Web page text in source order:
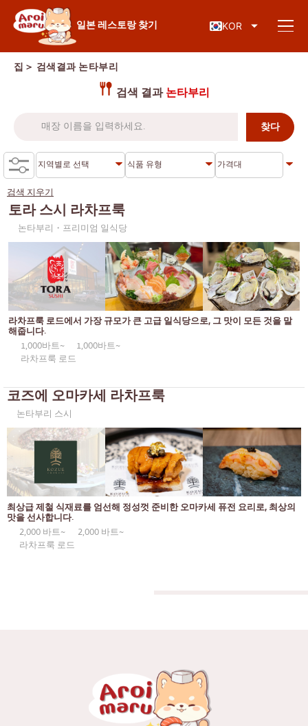
일본 레스토랑 찾기 KOR
일본 음식
레스토랑 찾기
음식 종류로 검색
스시
라면
이자카야
일본식 바비큐/야키니쿠
가츠동/돈까스
샤브샤브/스키야키
일본식 카레
일본식 구운 닭꼬치
소바/우동
일본 과자
튀김
오마카세
프리미엄 일본 레스토랑
사시미/해산물
일본식 서양 음식
지역별 검색
차로엔 크룽
톤부리
시암
통로
동일한
프롬퐁
아소케
아리
풍차 비슷한 것
너트에 대하여
라마 9세
라차다
지식 칼럼
특별기사
KOL이 추천하는 기사
집 ＞ 검색결과논타부리
검색 결과논타부리
검색 지우기
토라 스시 라차프룩
논타부리・프리미엄 일식당
라차프룩 로드에서 가장 규모가 큰 고급 일식당으로, 그 맛이 모든 것을 말
해줍니다.
1,000바트~
1,000바트~
라차프룩 로드
코즈에 오마카세 라차프룩
논타부리 스시
최상급 제철 식재료를 엄선해 정성껏 준비한 오마카세 퓨전 요리로, 최상의
맛을 선사합니다.
2,000 바트~
2,000 바트~
라차프룩 로드